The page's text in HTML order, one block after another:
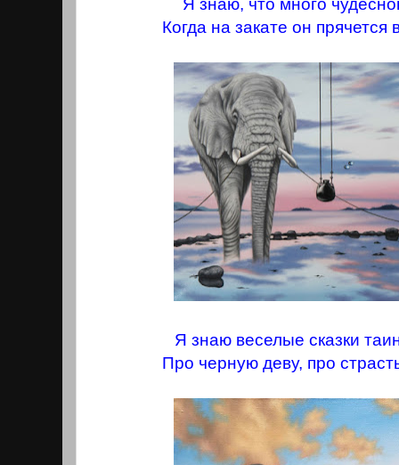
Я знаю, что много
Когда на закате он
Я знаю веселые сказки
Про черную деву, про